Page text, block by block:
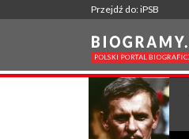
Przejdź do: iPSB